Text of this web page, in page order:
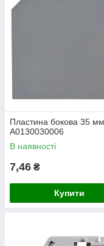
Пластина бокова 35 мм
A0130030006
В наявності
7,46 ₴
Купити